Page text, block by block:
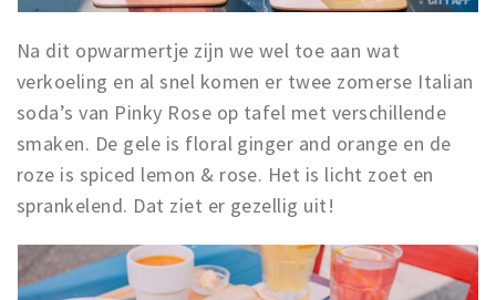
Na dit opwarmertje zijn we wel toe aan wat
verkoeling en al snel komen er twee zomerse Italian
soda’s van Pinky Rose op tafel met verschillende
smaken. De gele is floral ginger and orange en de
roze is spiced lemon & rose. Het is licht zoet en
sprankelend. Dat ziet er gezellig uit!